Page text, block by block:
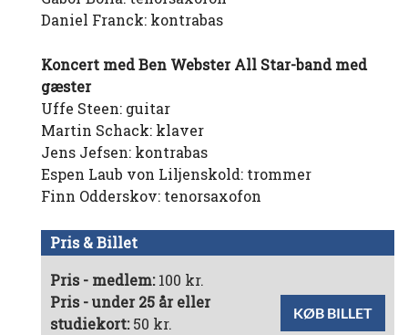
Daniel Franck: kontrabas
Koncert med Ben Webster All Star-band med
gæster
Uffe Steen: guitar
Martin Schack: klaver
Jens Jefsen: kontrabas
Espen Laub von Liljenskold: trommer
Finn Odderskov: tenorsaxofon
Pris & Billet
Pris - medlem:100 kr.
Pris - under 25 år eller
studiekort:50 kr.
KØB BILLET